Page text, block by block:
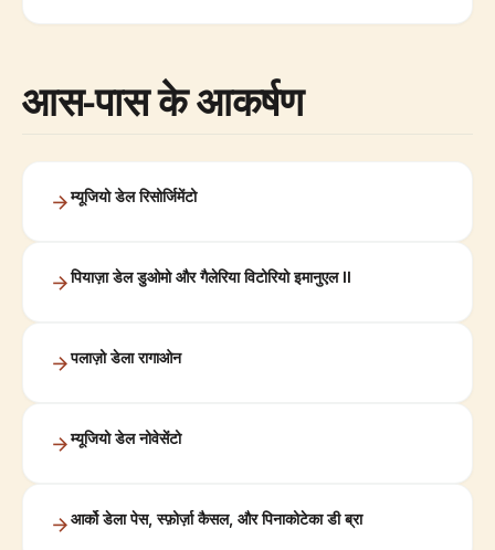
आस-पास के आकर्षण
म्यूजियो डेल रिसोर्जिमेंटो
पियाज़ा डेल डुओमो और गैलेरिया विटोरियो इमानुएल II
पलाज़ो डेला रागाओन
म्यूजियो डेल नोवेसेंटो
आर्को डेला पेस, स्फ़ोर्ज़ा कैसल, और पिनाकोटेका डी ब्रा